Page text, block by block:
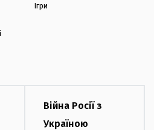
Ігри
Війна Росії з
Україною